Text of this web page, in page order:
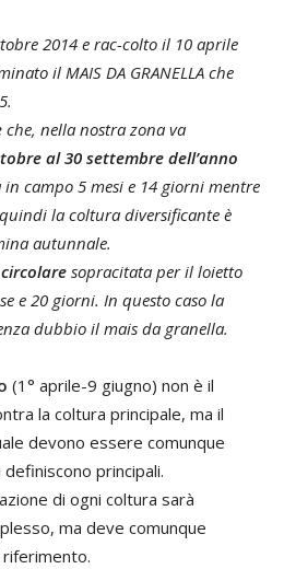
2014 e rac-colto il 10 aprile
il MAIS DA GRANELLA che
che, nella nostra zona va
al 30 settembre dell’anno
campo 5 mesi e 14 giorni mentre
la coltura diversificante è
autunnale.
sopracitata per il loietto
e 20 giorni. In questo caso la
dubbio il mais da granella.
(1° aprile-9 giugno) non è il
la coltura principale, ma il
devono essere comunque
principali.
di ogni coltura sarà
ma deve comunque